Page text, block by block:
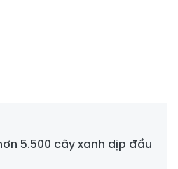
5.500 cây xanh dịp đầu